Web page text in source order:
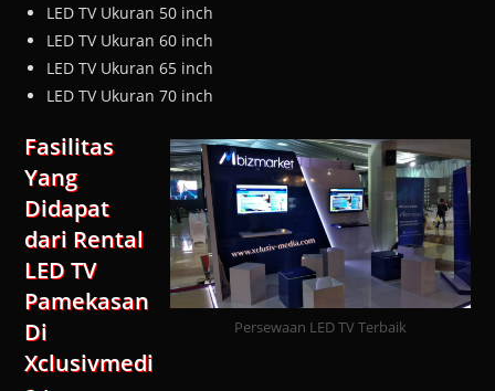
LED TV Ukuran 50 inch
LED TV Ukuran 60 inch
LED TV Ukuran 65 inch
LED TV Ukuran 70 inch
Persewaan LED TV Terbaik
Fasilitas
Yang
Didapat
dari Rental
LED TV
Pamekasan
Di
Xclusivmedi